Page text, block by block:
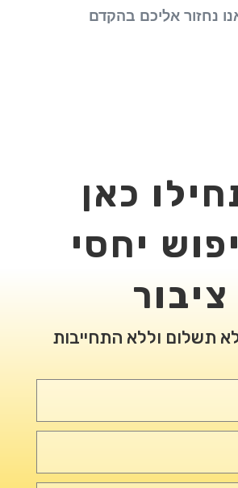
נחזור אליכם בהקדם
כאן
יחסי
ציבור
תשלום וללא התחייבות